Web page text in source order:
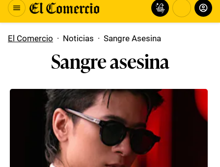
El Comercio · Noticias · Sangre Asesina
Sangre asesina